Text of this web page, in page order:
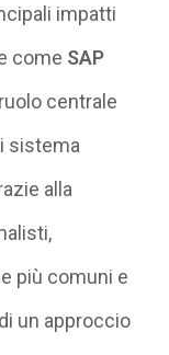
impatti
come SAP
centrale
sistema
alla
più comuni e
un approccio